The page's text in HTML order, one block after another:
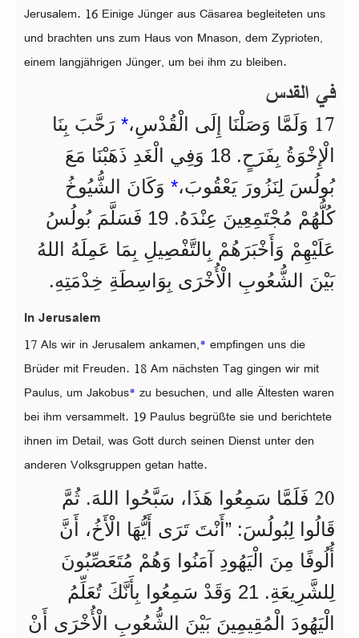
Jerusalem. 16 Einige Jünger aus Cäsarea begleiteten uns
und brachten uns zum Haus von Mnason, dem Zyprioten,
einem langjährigen Jünger, um bei ihm zu bleiben.
في القدس
17 وَلَمَّا وَصَلْنَا إِلَى الْقُدْسِ،* رَحَّبَ بِنَا
الْإِخْوَةُ بِفَرَحٍ. 18 وَفِي الْغَدِ ذَهَبْنَا مَعَ
بُولُسَ لِنَزُورَ يَعْقُوبَ،* وَكَانَ الشُّيُوخُ
كُلُّهُمْ مُجْتَمِعِينَ عِنْدَهُ. 19 فَسَلَّمَ بُولُسُ
عَلَيْهِمْ وَأَخْبَرَهُمْ بِالتَّفْصِيلِ بِمَا عَمِلَهُ اللهُ
بَيْنَ الشُّعُوبِ الْأُخْرَى بِوَاسِطَةِ خِدْمَتِهِ.
In Jerusalem
17 Als wir in Jerusalem ankamen,* empfingen uns die
Brüder mit Freuden. 18 Am nächsten Tag gingen wir mit
Paulus, um Jakobus* zu besuchen, und alle Ältesten waren
bei ihm versammelt. 19 Paulus begrüßte sie und berichtete
ihnen im Detail, was Gott durch seinen Dienst unter den
anderen Volksgruppen getan hatte.
20 فَلَمَّا سَمِعُوا هَذَا، سَبَّحُوا اللهَ. ثُمَّ
قَالُوا لِبُولُسَ: ”أَنْتَ تَرَى أَيُّهَا الْأَخُ، أَنَّ
أُلُوفًا مِنَ الْيَهُودِ آمَنُوا وَهُمْ مُتَعَصِّبُونَ
لِلشَّرِيعَةِ. 21 وَقَدْ سَمِعُوا بِأَنَّكَ تُعَلِّمُ
الْيَهُودَ الْمُقِيمِينَ بَيْنَ الشُّعُوبِ الْأُخْرَى أَنْ